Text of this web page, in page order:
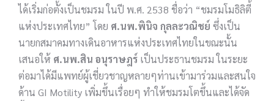
ได้เริ่มก่อตั้งเป็นชมรม ในปี พ.ศ. 2538 ชื่อว่า “ชมรมโมธิลิตี้
แห่งประเทศไทย” โดย ศ.นพ.พินิจ กุลละวณิชย์ ซึ่งเป็น
นายกสมาคมทางเดินอาหารแห่งประเทศไทยในขณะนั้น
เสนอให้ ศ.นพ.สิน อนุราษฎร์ เป็นประธานชมรม ในระยะ
ต่อมาได้มีแพทย์ผู้เชี่ยวชาญหลายๆท่านเข้ามาร่วมและสนใจ
ด้าน GI Motility เพิ่มขึ้นเรื่อยๆ ทำให้ชมรมโตขึ้นและได้จัด